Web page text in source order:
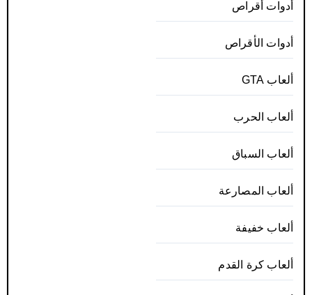
أدوات أقراص
أدوات الأقراص
ألعاب GTA
ألعاب الحرب
ألعاب السباق
ألعاب المصارعة
ألعاب خفيفة
ألعاب كرة القدم